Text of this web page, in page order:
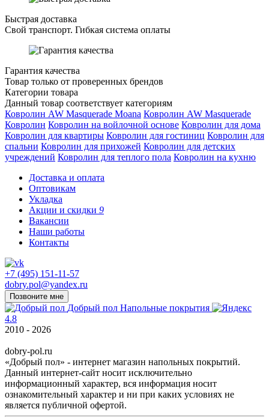
Быстрая доставка
Свой транспорт. Гибкая система оплаты
Гарантия качества
Товар только от проверенных брендов
Категории товара
Данный товар соответствует категориям
Ковролин AW Masquerade Moana Ковролин AW Masquerade
Ковролин Ковролин на войлочной основе Ковролин для дома
Ковролин для квартиры Ковролин для гостиниц Ковролин для
спальни Ковролин для прихожей Ковролин для детских
учреждений Ковролин для теплого пола Ковролин на кухню
Доставка и оплата
Оптовикам
Укладка
Акции и скидки 9
Вакансии
Наши работы
Контакты
+7 (495) 151-11-57
dobry.pol@yandex.ru
Позвоните мне
Добрый пол Напольные покрытия
4.8
2010 - 2026
dobry-pol.ru
«Добрый пол» - интернет магазин напольных покрытий.
Данный интернет-сайт носит исключительно
информационный характер, вся информация носит
ознакомительный характер и ни при каких условиях не
является публичной офертой.